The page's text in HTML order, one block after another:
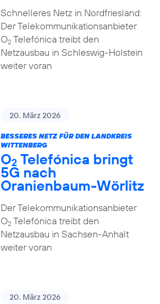
Schnelleres Netz in Nordfriesland:
Der Telekommunikationsanbieter
O2Telefónica treibt den
Netzausbau in Schleswig-Holstein
weiter voran
20. März 2026
BESSERES NETZ FÜR DEN LANDKREIS
WITTENBERG
O2 Telefónica bringt
5G nach
Oranienbaum-Wörlitz
Der Telekommunikationsanbieter
O2Telefónica treibt den
Netzausbau in Sachsen-Anhalt
weiter voran
20. März 2026